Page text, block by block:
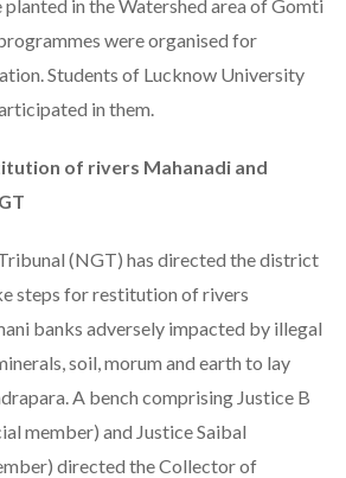
planted in the Watershed area of Gomti
were organised for
Students of Lucknow University
in them.
of rivers Mahanadi and
(NGT) has directed the district
steps for restitution of rivers
banks adversely impacted by illegal
soil, morum and earth to lay
A bench comprising Justice B
member) and Justice Saibal
directed the Collector of